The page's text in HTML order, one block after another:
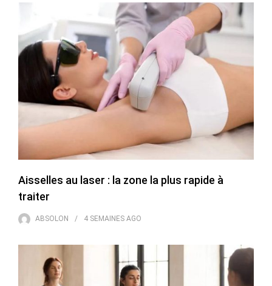
Aisselles au laser : la zone la plus rapide à
traiter
ABSOLON 4 SEMAINES AGO